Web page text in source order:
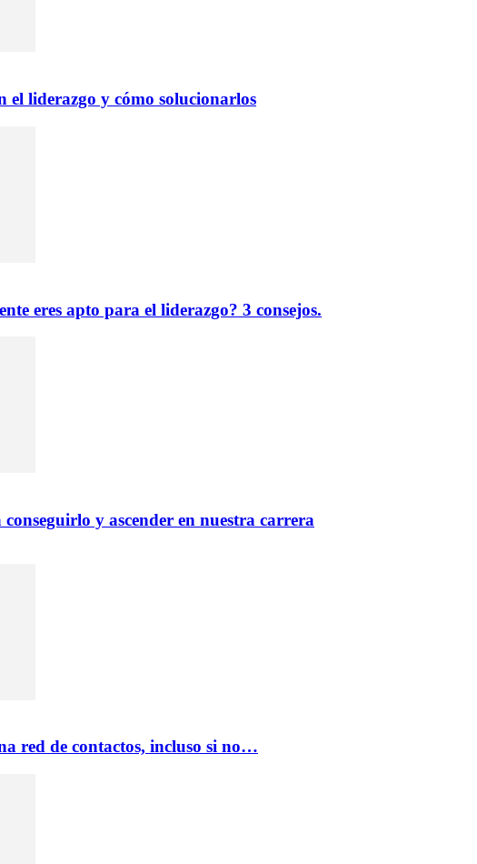
el liderazgo y cómo solucionarlos
eres apto para el liderazgo? 3 consejos.
y ascender en nuestra carrera
red de contactos, incluso si no…